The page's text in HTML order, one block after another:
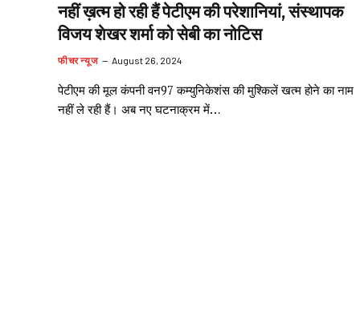
नहीं ख़त्म हो रही हैं पेटीएम की परेशानियां, संस्थापक
विजय शेखर शर्मा को सेबी का नोटिस
फीचर न्यूज August 26, 2024
पेटीएम की मूल कंपनी वन97 कम्युनिकेशंस की मुश्किलें खत्म होने का नाम
नहीं ले रही हैं। अब नए घटनाक्रम में…